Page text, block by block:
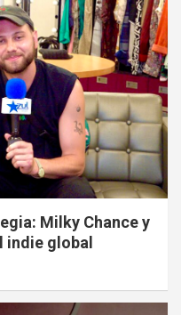
Milky Chance y
indie global